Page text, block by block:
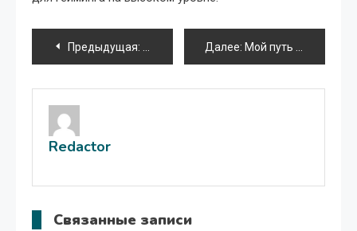
Навигация
по
записям
Предыдущая: Обновление программного
Далее: Мой путь к веганству от сомнений к уверенности
Redactor
Связанные записи